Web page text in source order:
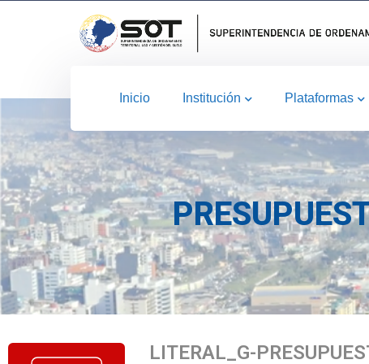
Inicio Institución Plataformas
LITERAL_G-